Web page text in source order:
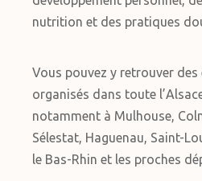
nutrition et des pratiques
Vous pouvez y retrouver des
organisés dans toute
notamment à Mulhouse,
Sélestat, Haguenau, Saint-
le Bas-Rhin et les proches